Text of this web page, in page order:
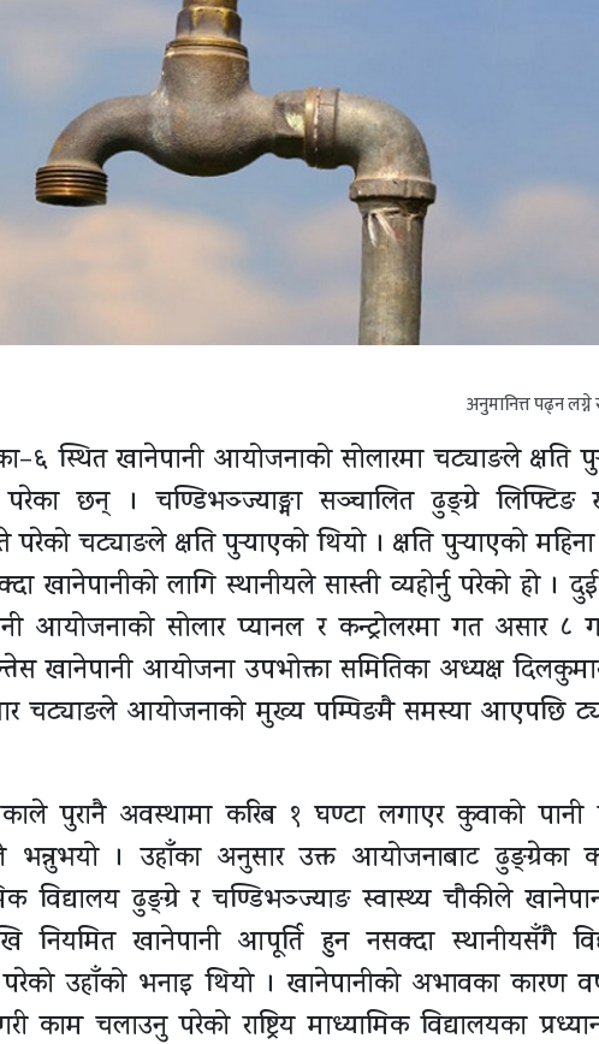
अनुमानित्त पढ्न
स्थित खानेपानी आयोजनाको सोलारमा चट्याङले क्षति
परेका छन् । चण्डिभञ्ज्याङ्मा सञ्चालित ढुङ्ग्रे लिफ्टिङ
चट्याङले क्षति पुर्‍याएको थियो । क्षति पुर्‍याएको महिना
खानेपानीको लागि स्थानीयले सास्ती व्यहोर्नु परेको हो ।
आयोजनाको सोलार प्यानल र कन्ट्रोलरमा गत असार ८
खानेपानी आयोजना उपभोक्ता समितिका अध्यक्ष
चट्याङले आयोजनाको मुख्य पम्पिङमै समस्या आएपछि
पुरानै अवस्थामा करिब १ घण्टा लगाएर कुवाको पानी
भन्नुभयो । उहाँका अनुसार उक्त आयोजनाबाट ढुङ्ग्रेका
विद्यालय ढुङ्ग्रे र चण्डिभञ्ज्याङ स्वास्थ्य चौकीले
नियमित खानेपानी आपूर्ति हुन नसक्दा स्थानीयसँगै
उहाँको भनाइ थियो । खानेपानीको अभावका कारण
चलाउनु परेको राष्ट्रिय माध्यामिक विद्यालयका